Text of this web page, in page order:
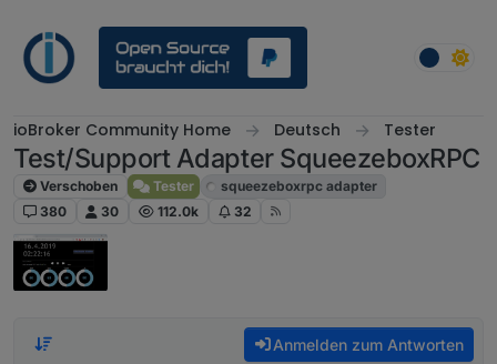
ioBroker Community Home Deutsch Tester
Test/Support Adapter SqueezeboxRPC
Verschoben Tester
squeezeboxrpc adapter
380
30 112.0k 32
Anmelden zum Antworten